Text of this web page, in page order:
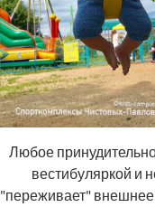
Любое
вестибуляркой и
"переживает"